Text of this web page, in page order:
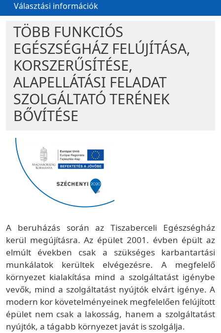
Választási információk
TÖBB FUNKCIÓS
EGÉSZSÉGHÁZ FELÚJÍTÁSA,
KORSZERŰSÍTÉSE,
ALAPELLÁTÁSI FELADAT
SZOLGÁLTATÓ TERÉNEK
BŐVÍTÉSE
A beruházás során az Tiszaberceli Egészségház
kerül megújításra. Az épület 2001. évben épült az
elmúlt években csak a szükséges karbantartási
munkálatok kerültek elvégezésre. A megfelelő
környezet kialakítása mind a szolgáltatást igénybe
vevők, mind a szolgáltatást nyújtók elvárt igénye. A
modern kor követelményeinek megfelelően felújított
épület nem csak a lakosság, hanem a szolgáltatást
nyújtók, a tágabb környezet javát is szolgálja.